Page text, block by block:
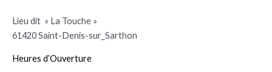
Lieu dit » La Touche »
61420 Saint-Denis-sur_Sarthon
Heures d’Ouverture